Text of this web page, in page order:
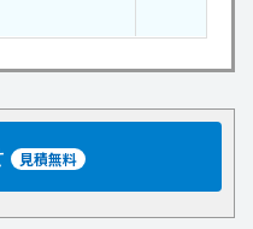
見積無料